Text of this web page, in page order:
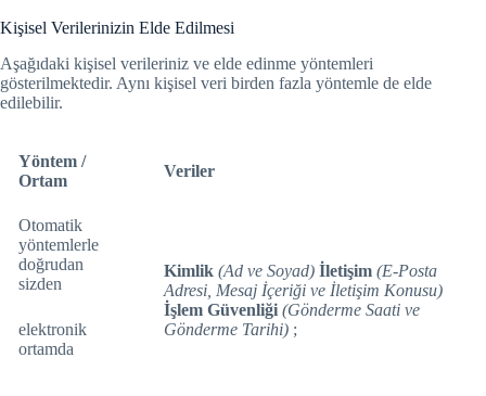
Kişisel Verilerinizin Elde Edilmesi
Aşağıdaki kişisel verileriniz ve elde edinme yöntemleri
gösterilmektedir. Aynı kişisel veri birden fazla yöntemle de elde
edilebilir.
Yöntem /
Ortam
Veriler
Otomatik
yöntemlerle
doğrudan
sizden
elektronik
ortamda
Kimlik (Ad ve Soyad) İletişim (E-Posta
Adresi, Mesaj İçeriği ve İletişim Konusu)
İşlem Güvenliği (Gönderme Saati ve
Gönderme Tarihi) ;